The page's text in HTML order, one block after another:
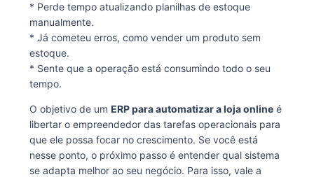
* Perde tempo atualizando planilhas de estoque
manualmente.
* Já cometeu erros, como vender um produto sem
estoque.
* Sente que a operação está consumindo todo o seu
tempo.
O objetivo de um ERP para automatizar a loja onlineé
libertar o empreendedor das tarefas operacionais para
que ele possa focar no crescimento. Se você está
nesse ponto, o próximo passo é entender qual sistema
se adapta melhor ao seu negócio. Para isso, vale a